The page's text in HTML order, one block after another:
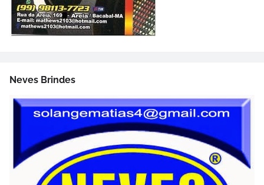
Neves Brindes